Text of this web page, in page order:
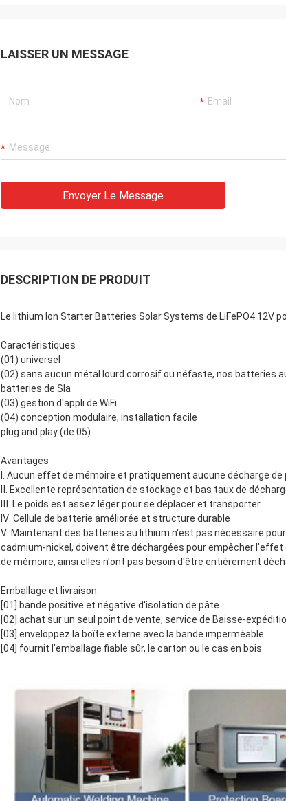
LAISSER UN MESSAGE
Envoyer Le Message
DESCRIPTION DE PRODUIT
Le lithium Ion Starter Batteries Solar Systems de LiFePO4 12V
Caractéristiques
(01) universel
(02) sans aucun métal lourd corrosif ou néfaste, nos batteries
batteries de Sla
(03) gestion d'appli de WiFi
(04) conception modulaire, installation facile
plug and play (de 05)
Avantages
Ⅰ. Aucun effet de mémoire et pratiquement aucune décharge
Ⅱ. Excellente représentation de stockage et bas taux de
Ⅲ. Le poids est assez léger pour se déplacer et transporter
Ⅳ. Cellule de batterie améliorée et structure durable
Ⅴ. Maintenant des batteries au lithium n'est pas nécessaire
cadmium-nickel, doivent être déchargées pour empêcher
de mémoire, ainsi elles n'ont pas besoin d'être entièrement
Emballage et livraison
[01] bande positive et négative d'isolation de pâte
[02] achat sur un seul point de vente, service de Baisse-
[03] enveloppez la boîte externe avec la bande imperméable
[04] fournit l'emballage fiable sûr, le carton ou le cas en bois